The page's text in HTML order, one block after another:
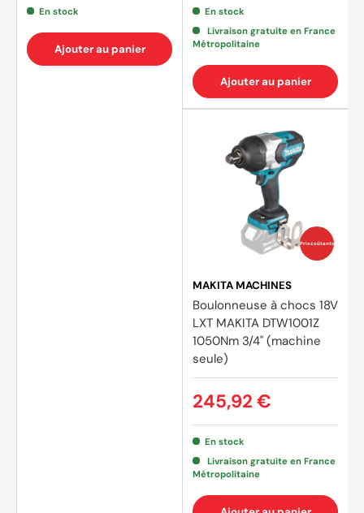
En stock
Ajouter au panier
En stock
Livraison gratuite en France
Métropolitaine
Ajouter au panier
Prix coûtants
MAKITA MACHINES
Boulonneuse à chocs 18V
LXT MAKITA DTW1001Z
1050Nm 3/4" (machine
seule)
245,92 €
En stock
Livraison gratuite en France
Métropolitaine